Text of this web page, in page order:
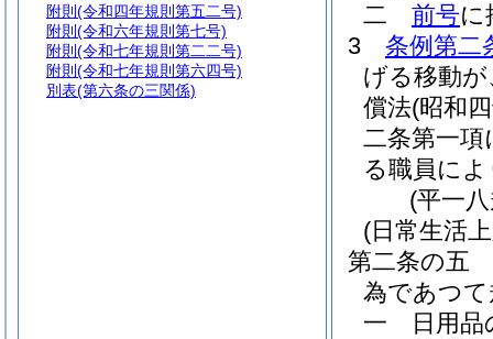
二
前号に
3
条例第二
げる移動
償法(昭和
二条第一
る職員に
(平一
(日常生活
第二条の五
為であつ
一
日用
附則 (令和四年規則第五二号)
附則 (令和六年規則第七号)
附則 (令和七年規則第二二号)
附則 (令和七年規則第六四号)
別表(第六条の三関係)